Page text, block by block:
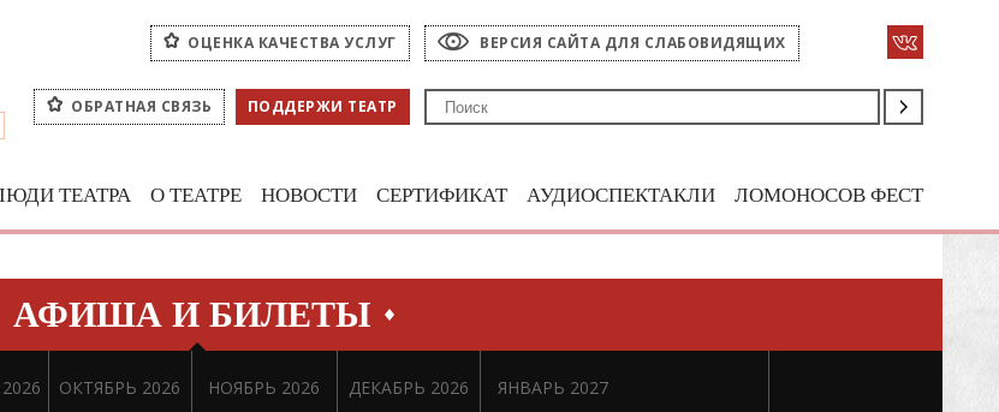
ОЦЕНКА КАЧЕСТВА УСЛУГ ВЕРСИЯ САЙТА ДЛЯ СЛАБОВИДЯЩИХ
ОБРАТНАЯ СВЯЗЬ ПОДДЕРЖИ ТЕАТР
ТЕАТРА О ТЕАТРЕ НОВОСТИ СЕРТИФИКАТ АУДИОСПЕКТАКЛИ ЛОМОНОСОВ ФЕСТ
АФИША И БИЛЕТЫ
ОКТЯБРЬ 2026 НОЯБРЬ 2026 ДЕКАБРЬ 2026 ЯНВАРЬ 2027